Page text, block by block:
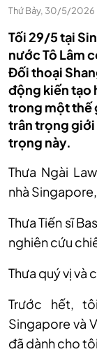
Thứ Bảy, 30/5/2026
Tối 29/5 tại
nước Tô Lâm
Đối thoại
động kiến tạo
trong một thế
trân trọng giới
trọng này.
Thưa Ngài
nhà Singapore,
Thưa Tiến sĩ
nghiên cứu
Thưa quý vị và
Trước hết,
Singapore và
đã dành cho